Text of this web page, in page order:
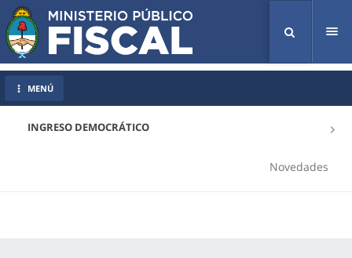
INGRESO DEMOCRÁTICO
Novedades
MENÚ